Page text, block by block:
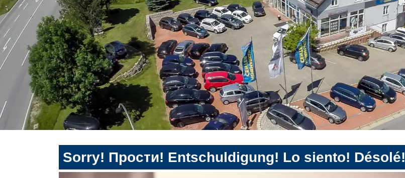
Sorry! Прости! Entschuldigung! Lo siento! Désolé!